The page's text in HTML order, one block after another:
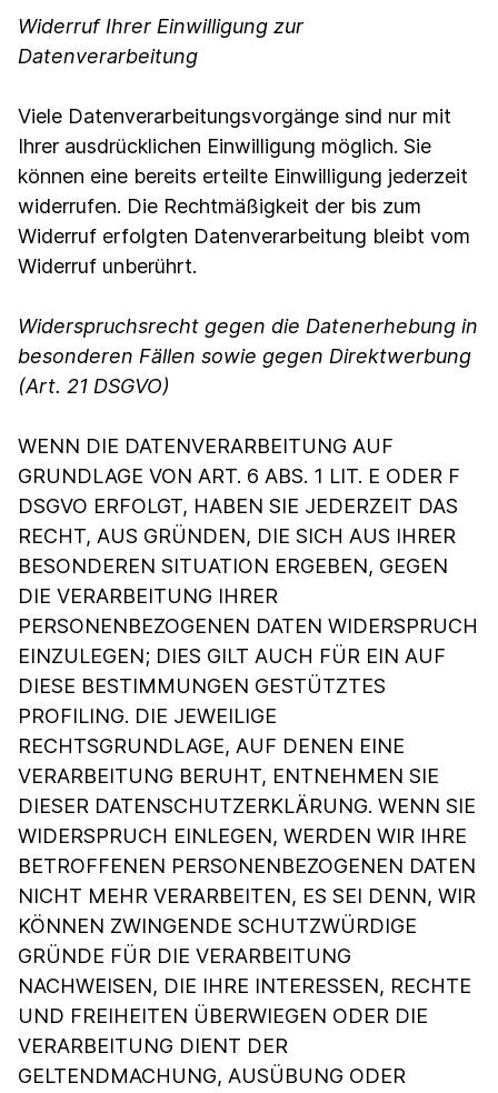
Widerruf Ihrer Einwilligung zur
Datenverarbeitung
Viele Datenverarbeitungsvorgänge sind nur mit
Ihrer ausdrücklichen Einwilligung möglich. Sie
können eine bereits erteilte Einwilligung jederzeit
widerrufen. Die Rechtmäßigkeit der bis zum
Widerruf erfolgten Datenverarbeitung bleibt vom
Widerruf unberührt.
Widerspruchsrecht gegen die Datenerhebung in
besonderen Fällen sowie gegen Direktwerbung
(Art. 21 DSGVO)
WENN DIE DATENVERARBEITUNG AUF
GRUNDLAGE VON ART. 6 ABS. 1 LIT. E ODER F
DSGVO ERFOLGT, HABEN SIE JEDERZEIT DAS
RECHT, AUS GRÜNDEN, DIE SICH AUS IHRER
BESONDEREN SITUATION ERGEBEN, GEGEN
DIE VERARBEITUNG IHRER
PERSONENBEZOGENEN DATEN WIDERSPRUCH
EINZULEGEN; DIES GILT AUCH FÜR EIN AUF
DIESE BESTIMMUNGEN GESTÜTZTES
PROFILING. DIE JEWEILIGE
RECHTSGRUNDLAGE, AUF DENEN EINE
VERARBEITUNG BERUHT, ENTNEHMEN SIE
DIESER DATENSCHUTZERKLÄRUNG. WENN SIE
WIDERSPRUCH EINLEGEN, WERDEN WIR IHRE
BETROFFENEN PERSONENBEZOGENEN DATEN
NICHT MEHR VERARBEITEN, ES SEI DENN, WIR
KÖNNEN ZWINGENDE SCHUTZWÜRDIGE
GRÜNDE FÜR DIE VERARBEITUNG
NACHWEISEN, DIE IHRE INTERESSEN, RECHTE
UND FREIHEITEN ÜBERWIEGEN ODER DIE
VERARBEITUNG DIENT DER
GELTENDMACHUNG, AUSÜBUNG ODER